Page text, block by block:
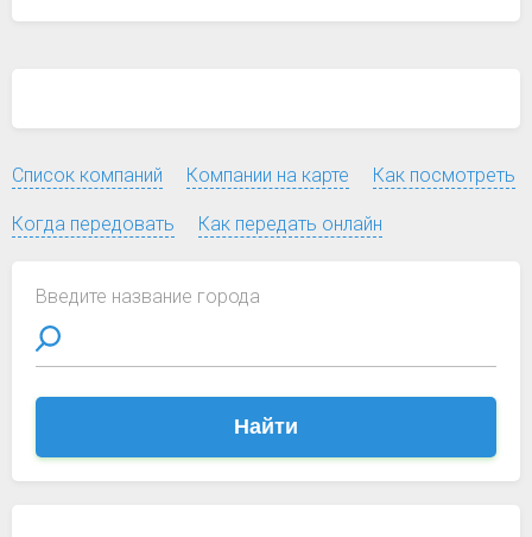
Список компаний Компании на карте Как посмотреть
Когда передовать Как передать онлайн
Введите название города
Найти